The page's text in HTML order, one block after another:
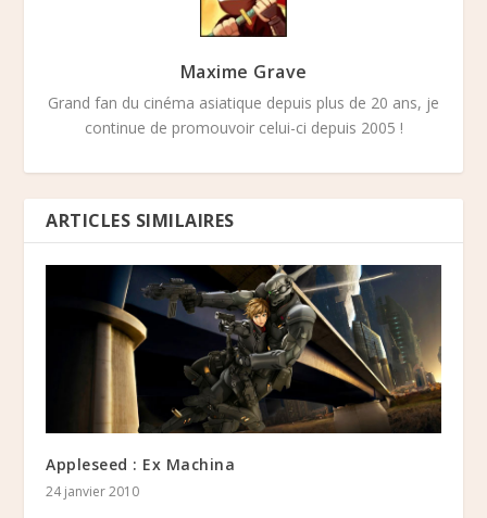
Maxime Grave
Grand fan du cinéma asiatique depuis plus de 20 ans, je
continue de promouvoir celui-ci depuis 2005 !
ARTICLES SIMILAIRES
Appleseed : Ex Machina
24 janvier 2010